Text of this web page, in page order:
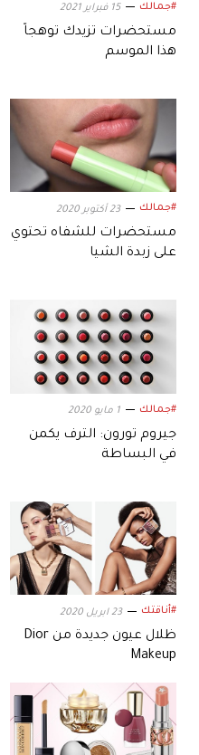
#جمالك 15 فبراير 2021
مستحضرات تزيدك توهجاً
هذا الموسم
#جمالك 23 أكتوبر 2020
مستحضرات للشفاه تحتوي
على زبدة الشيا
#جمالك 1 مايو 2020
جيروم تورون: الترف يكمن
في البساطة
#أناقتك 23 ابريل 2020
ظلال عيون جديدة من Dior
Makeup